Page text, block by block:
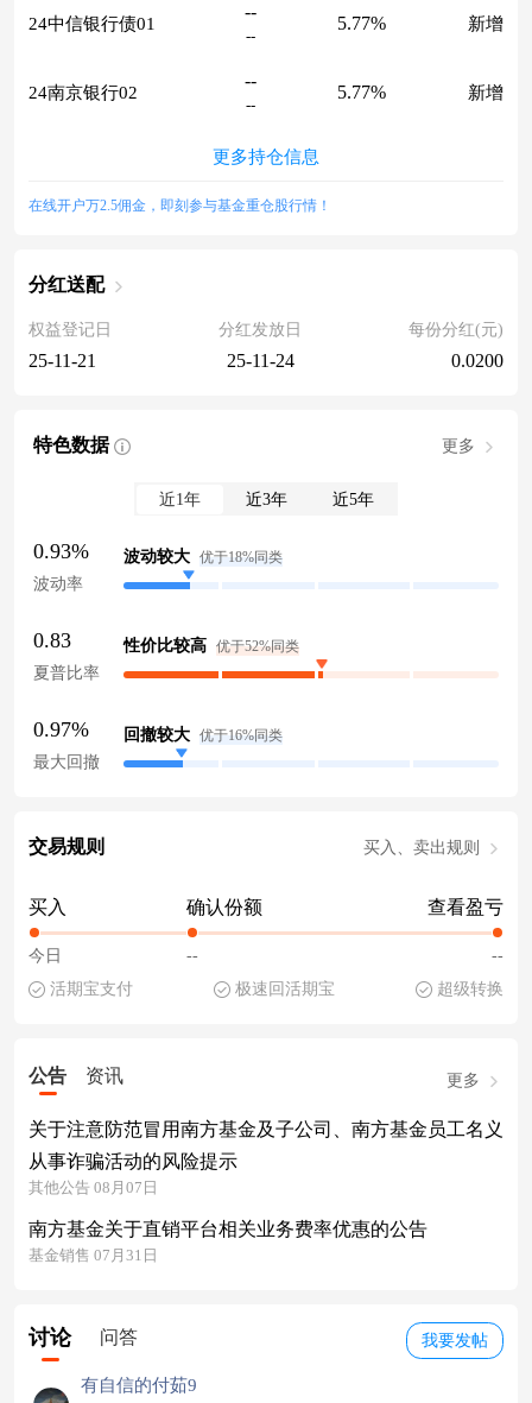
24中信银行债01
--
--
5.77% 新增
24南京银行02
--
--
5.77% 新增
更多持仓信息
在线开户万2.5佣金，即刻参与基金重仓股行情！
分红送配
权益登记日
25-11-21
分红发放日
25-11-24
每份分红(元)
0.0200
特色数据 更多
近1年 近3年 近5年
0.93%
波动率
波动较大 优于18%同类
0.83
夏普比率
性价比较高 优于52%同类
0.97%
最大回撤
回撤较大 优于16%同类
交易规则 买入、卖出规则
买入
今日
确认份额
--
查看盈亏
--
活期宝支付
极速回活期宝 超级转换
公告 资讯 更多
关于注意防范冒用南方基金及子公司、南方基金员工名义
从事诈骗活动的风险提示
其他公告 08月07日
南方基金关于直销平台相关业务费率优惠的公告
基金销售 07月31日
我要发帖
讨论 问答
有自信的付茹9